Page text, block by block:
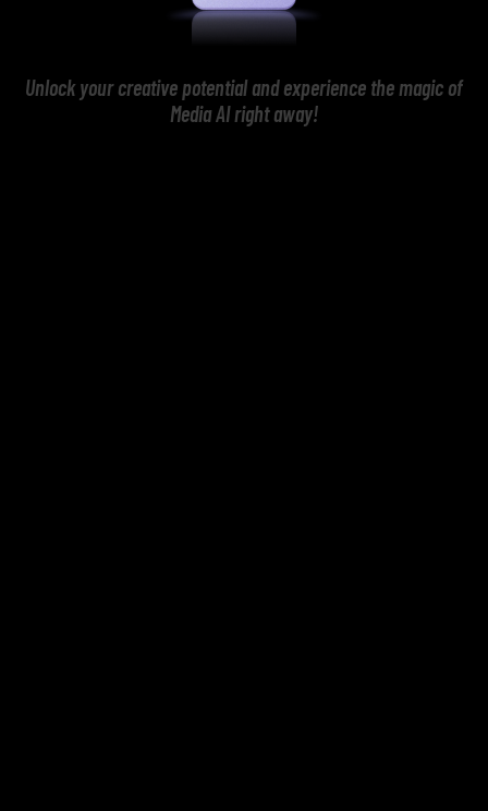
Unlock your creative potential and experience the magic of
Media AI right away!